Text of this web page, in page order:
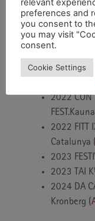
2019
Beijing (
2019
2021
2022 CON
2022 FITT
Catalunya (
2023
2023 TAI
2024 DA
Kronberg (
preferences and
you consent to
you may visit
consent.
Cookie Settings